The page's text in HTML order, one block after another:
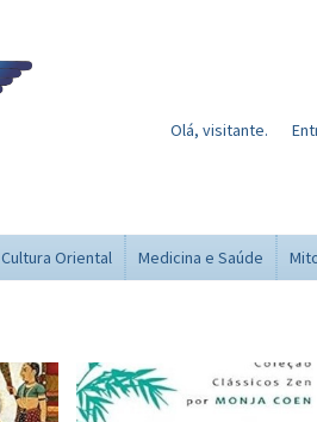
Olá, visitante.
Cultura Oriental Medicina e Saúde